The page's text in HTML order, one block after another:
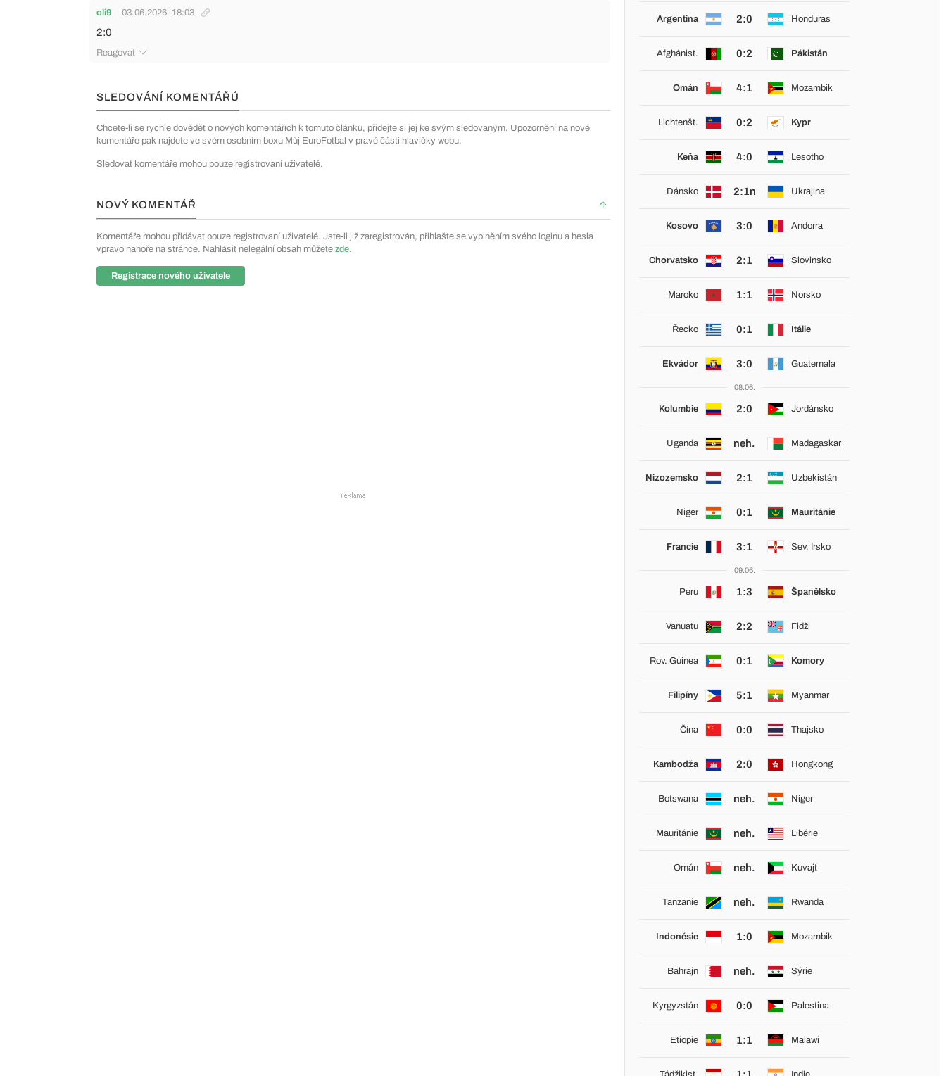
oli9 03.06.2026 18:03
2:0
Reagovat
SLEDOVÁNÍ KOMENTÁŘŮ
Chcete-li se rychle dovědět o nových komentářích k tomuto článku, přidejte si jej ke svým sledovaným. Upozornění na nové
komentáře pak najdete ve svém osobním boxu Můj EuroFotbal v pravé části hlavičky webu.
Sledovat komentáře mohou pouze registrovaní uživatelé.
NOVÝ KOMENTÁŘ
Komentáře mohou přidávat pouze registrovaní uživatelé. Jste-li již zaregistrován, přihlašte se vyplněním svého loginu a hesla
vpravo nahoře na stránce. Nahlásit nelegální obsah můžete zde.
Registrace nového uživatele
Argentina 2:0 Honduras
Afghánist. 0:2 Pákistán
Omán 4:1 Mozambik
Lichtenšt. 0:2 Kypr
Keňa 4:0 Lesotho
Dánsko 2:1n Ukrajina
Kosovo 3:0 Andorra
Chorvatsko 2:1 Slovinsko
Maroko 1:1 Norsko
Řecko 0:1 Itálie
Ekvádor 3:0 Guatemala
08.06.
Kolumbie 2:0 Jordánsko
Uganda neh. Madagaskar
Nizozemsko 2:1 Uzbekistán
Niger 0:1 Mauritánie
Francie 3:1 Sev. Irsko
09.06.
Peru 1:3 Španělsko
Vanuatu 2:2 Fidži
Rov. Guinea 0:1 Komory
Filipíny 5:1 Myanmar
Čína 0:0 Thajsko
Kambodža 2:0 Hongkong
Botswana neh. Niger
Mauritánie neh. Libérie
Omán neh. Kuvajt
Tanzanie neh. Rwanda
Indonésie 1:0 Mozambik
Bahrajn neh. Sýrie
Kyrgyzstán 0:0 Palestina
Etiopie 1:1 Malawi